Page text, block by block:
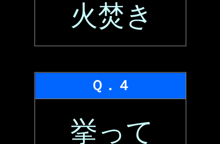
火焚き
Ｑ．４
挙って